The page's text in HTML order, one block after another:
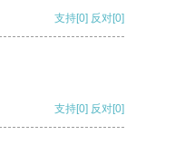
支持[0] 反对[0]
支持[0] 反对[0]